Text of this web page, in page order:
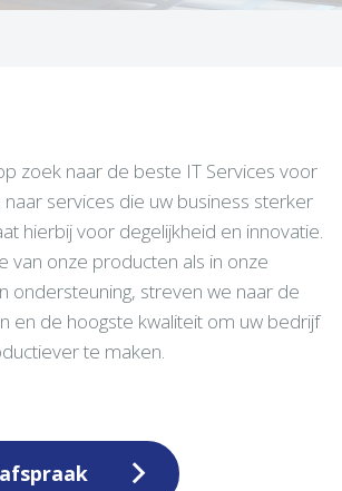
zoek naar de beste IT Services voor
services die uw business sterker
hierbij voor degelijkheid en innovatie.
van onze producten als in onze
ondersteuning, streven we naar de
en de hoogste kwaliteit om uw bedrijf
te maken.